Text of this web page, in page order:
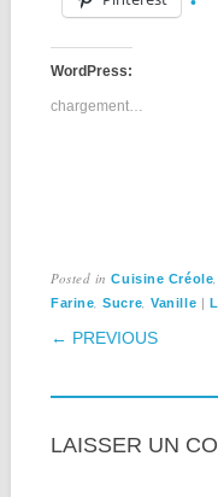
WordPress:
chargement…
Posted inCuisine Créole
Farine ,Sucre ,Vanille |
POST
← PREVIOUS
LAISSER UN